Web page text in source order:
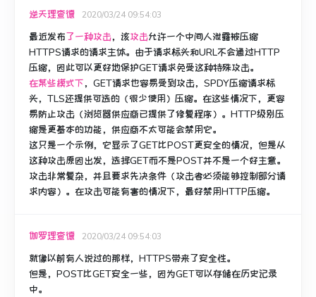
逆天理查德 2020/03/24 09:54:03
最近发布了一种攻击，该攻击允许一个中间人泄露被压缩
HTTPS请求的请求主体。 由于请求标头和URL不会通过HTTP
压缩，因此可以更好地保护GET请求免受这种特殊攻击。
在某些模式下，GET请求也容易受到攻击，SPDY压缩请求标
头，TLS还提供可选的（很少使用）压缩。 在这些情况下，更容
易防止攻击（浏览器供应商已提供了修复程序）。 HTTP级别压
缩是更基本的功能，供应商不太可能会禁用它。
这只是一个示例，它显示了GET比POST更安全的情况，但是从
这种攻击原因出发，选择GET而不是POST并不是一个好主意。
攻击非常复杂，并且要求先决条件（攻击者必须能够控制部分请
求内容）。 在攻击可能有害的情况下，最好禁用HTTP压缩。
伽罗理查德 2020/03/24 09:54:03
就像以前有人说过的那样，HTTPS带来了安全性。
但是，POST比GET安全一些，因为GET可以存储在历史记录
中。